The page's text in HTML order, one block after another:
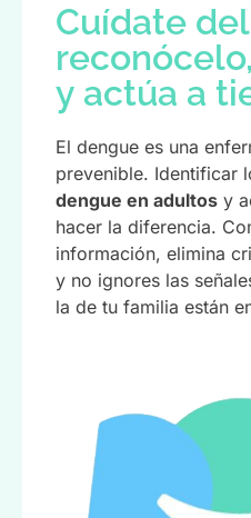
Cuídate
y actúa a
El dengue es una
prevenible. Identificar
dengue en adultos y
hacer la diferencia.
información, elimina
y no ignores las
la de tu familia están